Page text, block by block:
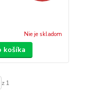
Nie je skladom
košíka
z 1